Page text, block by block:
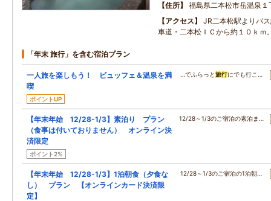
住所
福島県二本松市岳温泉１
アクセス
JR二本松駅よりバ
車道・二本松ＩＣから約１０ｋｍ
「年末 旅行」を含む宿泊プラン
一人旅を楽しもう！ ビュッフェ＆温泉を満
喫
ポイントUP
…でふらっと旅行にでも行こ…
【年末年始 12/28-1/3】素泊り プラン
（食事は付いておりません） オンライン決
済限定
ポイント2%
12/28～1/3のご宿泊の素泊ま…
【年末年始 12/28-1/3】1泊朝食（夕食な
し） プラン 【オンラインカード決済限
定】
12/28～1/3のご宿泊の1泊朝…